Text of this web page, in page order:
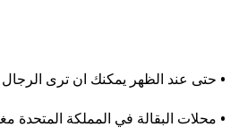
• حتى عند الظهر يمكنك ان ترى
• محلات البقالة في المملكة المتحدة مغلقة في